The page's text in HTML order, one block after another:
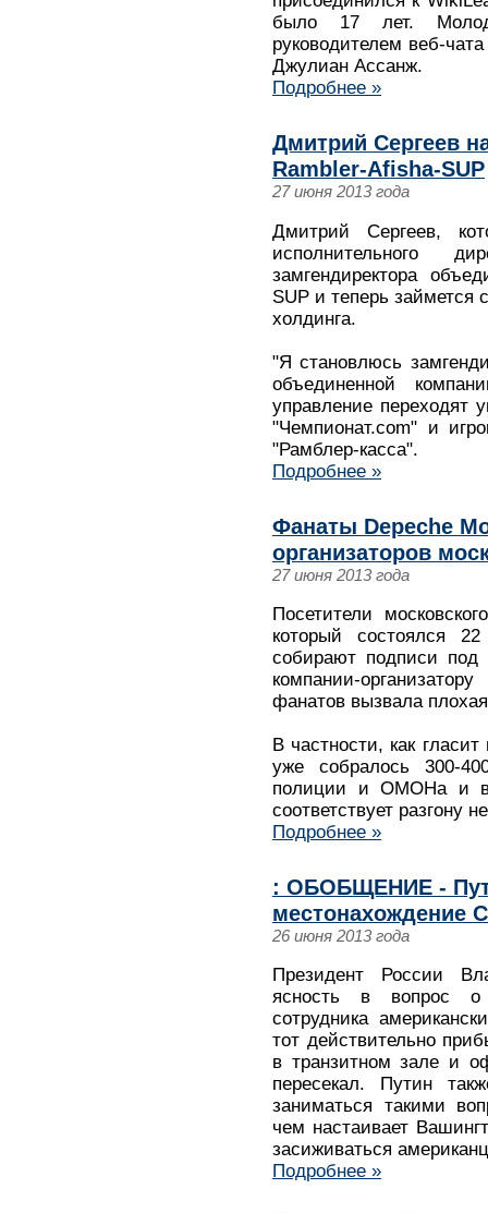
было 17 лет.
руководителем веб-
Джулиан Ассанж.
Подробнее »
Дмитрий Сергеев
Rambler-Afisha-SUP
27 июня 2013 года
Дмитрий Сергеев,
исполнительного
замгендиректора
SUP и теперь займется
холдинга.
"Я становлюсь
объединенной
управление переходят
"Чемпионат.com" и
"Рамблер-касса".
Подробнее »
Фанаты Depeche
организаторов
27 июня 2013 года
Посетители
который состоялся
собирают подписи под
компании-
фанатов вызвала
В частности, как
уже собралось 300-
полиции и ОМОНа и в
соответствует разгону
Подробнее »
: ОБОБЩЕНИЕ -
местонахождение
26 июня 2013 года
Президент России
ясность в вопрос о
сотрудника
тот действительно
в транзитном зале и
пересекал. Путин
заниматься такими
чем настаивает
засиживаться
Подробнее »